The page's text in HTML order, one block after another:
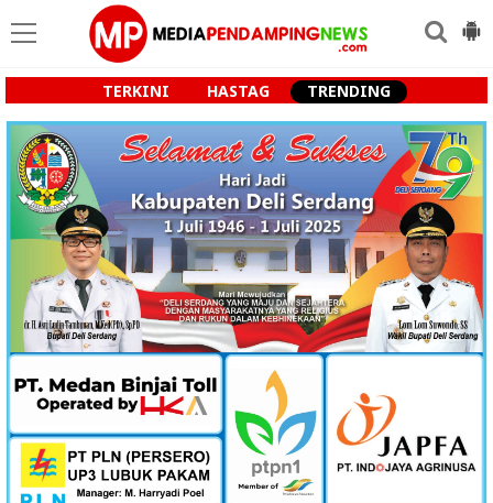
TERKINI HASTAG TRENDING